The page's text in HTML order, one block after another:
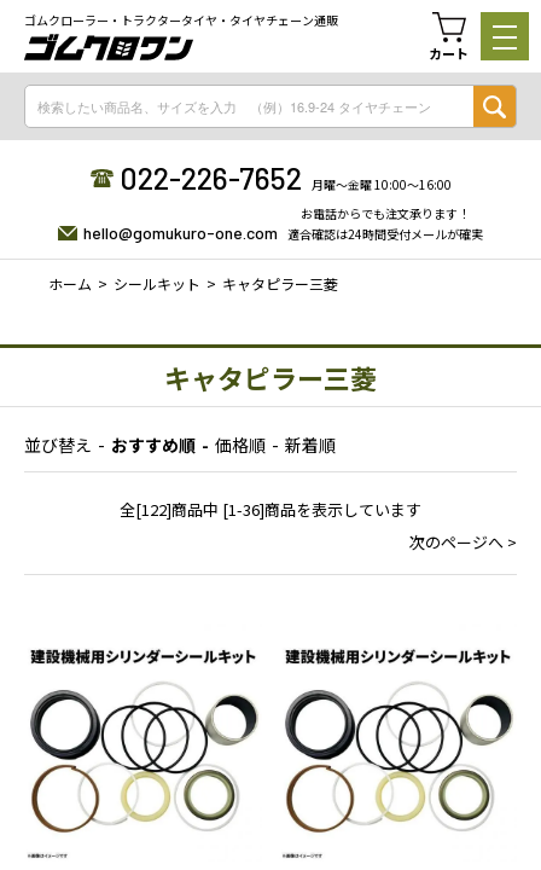
ゴムクローラー・トラクタータイヤ・タイヤチェーン通販
カート
022-226-7652 月曜〜金曜 10:00〜16:00
hello@gomukuro-one.com
お電話からでも注文承ります！
適合確認は24時間受付メールが確実
ホーム シールキット キャタピラー三菱
キャタピラー三菱
並び替え おすすめ順 価格順 新着順
全[122]商品中 [1-36]商品を表示しています
次のページへ >